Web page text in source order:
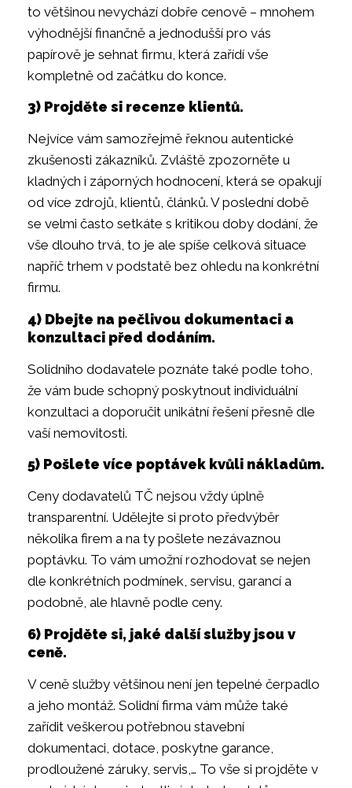
to většinou nevychází dobře cenově – mnohem
výhodnější finančně a jednodušší pro vás
papírově je sehnat firmu, která zařídí vše
kompletně od začátku do konce.
3) Projděte si recenze klientů.
Nejvíce vám samozřejmě řeknou autentické
zkušenosti zákazníků. Zvláště zpozorněte u
kladných i záporných hodnocení, která se opakují
od více zdrojů, klientů, článků. V poslední době
se velmi často setkáte s kritikou doby dodání, že
vše dlouho trvá, to je ale spíše celková situace
napříč trhem v podstatě bez ohledu na konkrétní
firmu.
4) Dbejte na pečlivou dokumentaci a
konzultaci před dodáním.
Solidního dodavatele poznáte také podle toho,
že vám bude schopný poskytnout individuální
konzultaci a doporučit unikátní řešení přesně dle
vaší nemovitosti.
5) Pošlete více poptávek kvůli nákladům.
Ceny dodavatelů TČ nejsou vždy úplně
transparentní. Udělejte si proto předvýběr
několika firem a na ty pošlete nezávaznou
poptávku. To vám umožní rozhodovat se nejen
dle konkrétních podmínek, servisu, garancí a
podobně, ale hlavně podle ceny.
6) Projděte si, jaké další služby jsou v
ceně.
V ceně služby většinou není jen tepelné čerpadlo
a jeho montáž. Solidní firma vám může také
zařídit veškerou potřebnou stavební
dokumentaci, dotace, poskytne garance,
prodloužené záruky, servis,… To vše si projděte v